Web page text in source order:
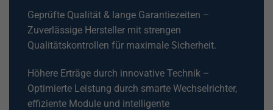
Geprüfte Qualität & lange Garantiezeiten –
Zuverlässige Hersteller mit strengen
Qualitätskontrollen für maximale Sicherheit.
Höhere Erträge durch innovative Technik –
Optimierte Leistung durch smarte Wechselrichter,
effiziente Module und intelligente